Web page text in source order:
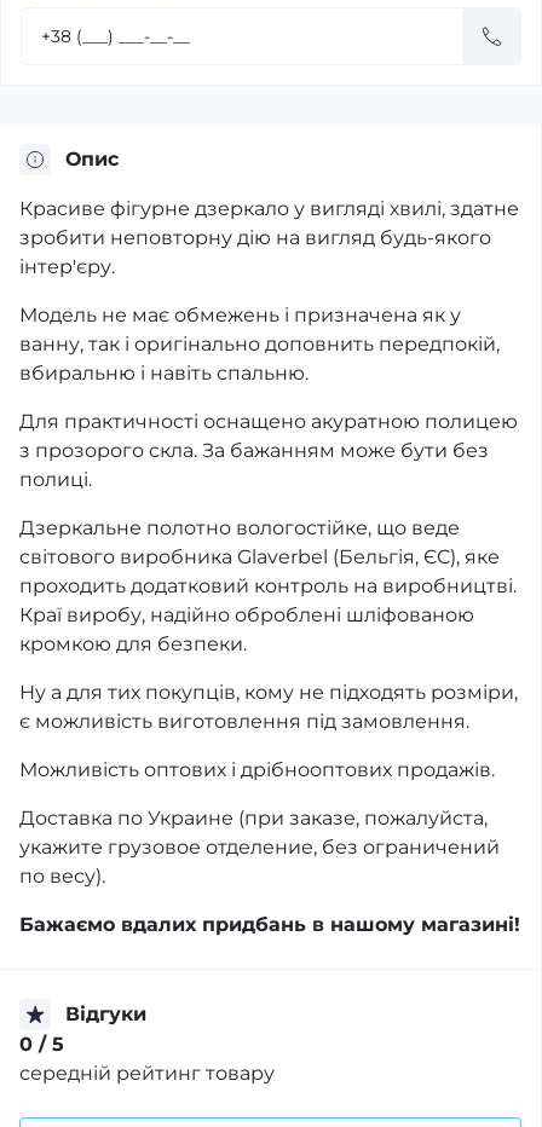
Опис
Красиве фігурне дзеркало у вигляді хвилі, здатне
зробити неповторну дію на вигляд будь-якого
інтер'єру.
Модель не має обмежень і призначена як у
ванну, так і оригінально доповнить передпокій,
вбиральню і навіть спальню.
Для практичності оснащено акуратною полицею
з прозорого скла. За бажанням може бути без
полиці.
Дзеркальне полотно вологостійке, що веде
світового виробника Glaverbel (Бельгія, ЄС), яке
проходить додатковий контроль на виробництві.
Краї виробу, надійно оброблені шліфованою
кромкою для безпеки.
Ну а для тих покупців, кому не підходять розміри,
є можливість виготовлення під замовлення.
Можливість оптових і дрібнооптових продажів.
Доставка по Украине (при заказе, пожалуйста,
укажите грузовое отделение, без ограничений
по весу).
Бажаємо вдалих придбань в нашому магазині!
Відгуки
0 / 5
середній рейтинг товару